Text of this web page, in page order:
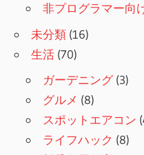
非プログラマー向
未分類 (16)
生活 (70)
ガーデニング(3)
グルメ (8)
スポットエアコン
ライフハック (8)